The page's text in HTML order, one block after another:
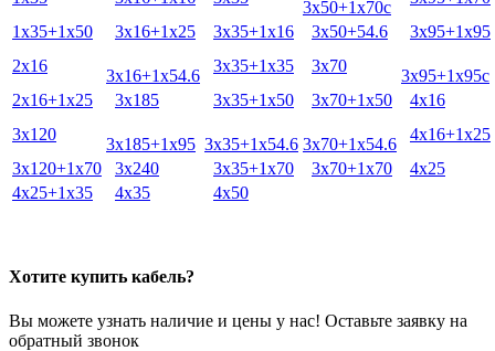
3х50+1х70с
1х35+1х50
3х16+1х25 3х35+1х16 3х50+54.6
3х95+1х95
2х16
3х16+1х54.6
3х35+1х35 3х70
3х95+1х95с
2х16+1х25
3х185 3х35+1х50 3х70+1х50
4х16
3х120
3х185+1х95 3х35+1х54.6 3х70+1х54.6
4х16+1х25
3х120+1х70
3х240 3х35+1х70 3х70+1х70
4х25
4х25+1х35
4х35 4х50
Хотите купить кабель?
Вы можете узнать наличие и цены у нас! Оставьте заявку на
обратный звонок